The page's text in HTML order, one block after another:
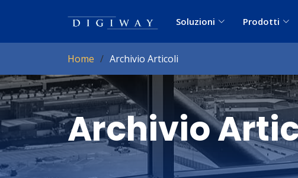
Soluzioni Prodotti
Home Archivio Articoli
Archivio